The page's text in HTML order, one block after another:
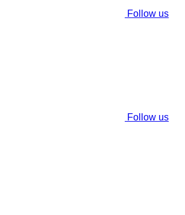
Follow us
Follow us